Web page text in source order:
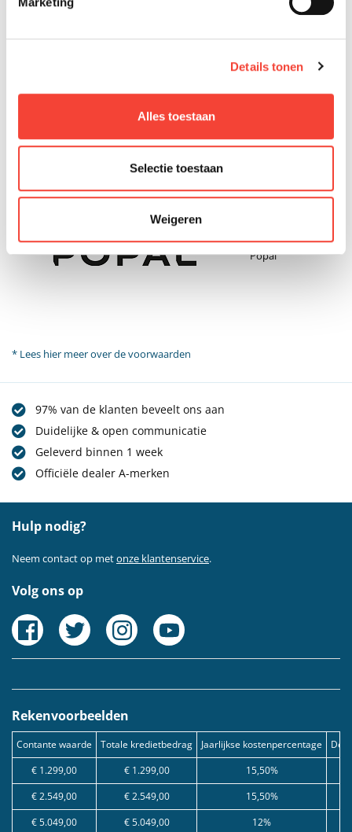
Details tonen
Alles toestaan
Selectie toestaan
Weigeren
Popal
* Lees hier meer over de voorwaarden
97% van de klanten beveelt ons aan
Duidelijke & open communicatie
Geleverd binnen 1 week
Officiële dealer A-merken
Hulp nodig?
Neem contact op metonze klantenservice.
Volg ons op
Rekenvoorbeelden
Contante waarde Totale kredietbedrag Jaarlijkse kostenpercentage
€ 1.299,00
€ 1.299,00
15,50%
€ 2.549,00
€ 2.549,00
15,50%
€ 5.049,00
€ 5.049,00 12%